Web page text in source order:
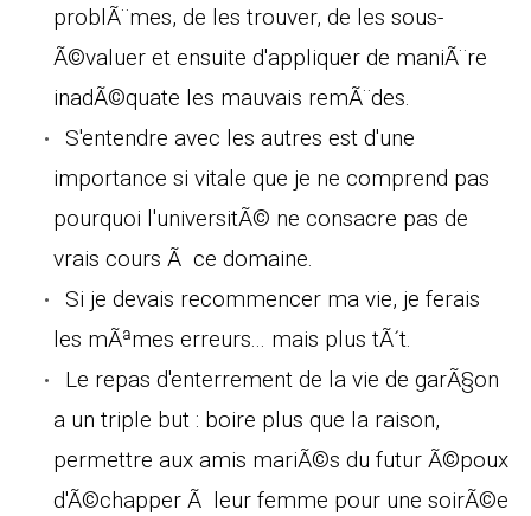
problÃ¨mes, de les trouver, de les sous-
Ã©valuer et ensuite d'appliquer de maniÃ¨re
inadÃ©quate les mauvais remÃ¨des.
S'entendre avec les autres est d'une
importance si vitale que je ne comprend pas
pourquoi l'universitÃ© ne consacre pas de
vrais cours Ã ce domaine.
Si je devais recommencer ma vie, je ferais
les mÃªmes erreurs... mais plus tÃ´t.
Le repas d'enterrement de la vie de garÃ§on
a un triple but : boire plus que la raison,
permettre aux amis mariÃ©s du futur Ã©poux
d'Ã©chapper Ã leur femme pour une soirÃ©e